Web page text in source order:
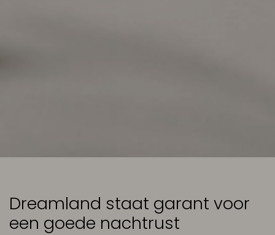
Dreamland staat garant voor
een goede nachtrust